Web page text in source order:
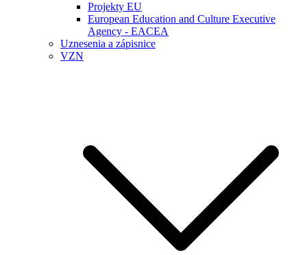
Projekty EU
European Education and Culture Executive
Agency - EACEA
Uznesenia a zápisnice
VZN